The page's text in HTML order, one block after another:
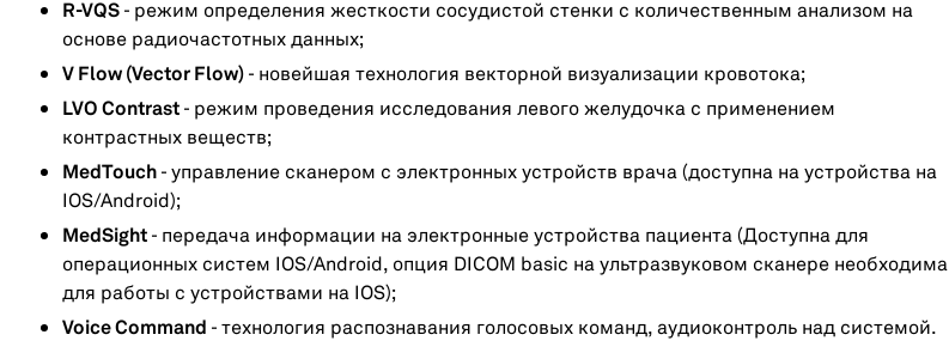
R-VQS - режим определения жесткости сосудистой стенки с количественным анализом на
основе радиочастотных данных;
V Flow (Vector Flow) - новейшая технология векторной визуализации кровотока;
LVO Contrast - режим проведения исследования левого желудочка с применением
контрастных веществ;
MedTouch - управление сканером с электронных устройств врача (доступна на устройства на
IOS/Android);
MedSight - передача информации на электронные устройства пациента (Доступна для
операционных систем IOS/Android, опция DICOM basic на ультразвуковом сканере необходима
для работы с устройствами на IOS);
Voice Command - технология распознавания голосовых команд, аудиоконтроль над системой.